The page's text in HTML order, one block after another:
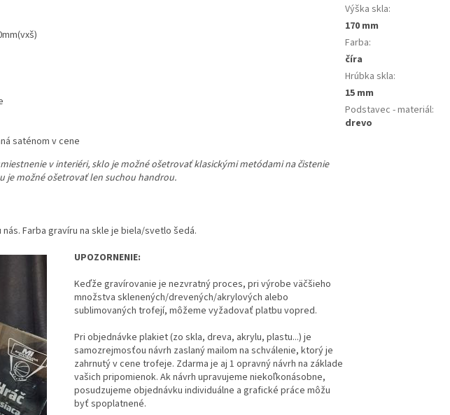
saténom v cene
v interiéri, sklo je možné ošetrovať klasickými metódami na čistenie
je možné ošetrovať len suchou handrou.
Farba gravíru na skle je biela/svetlo šedá.
UPOZORNENIE:
Keďže gravírovanie je nezvratný proces, pri výrobe väčšieho
množstva sklenených/drevených/akrylových alebo
sublimovaných trofejí, môžeme vyžadovať platbu vopred.
Pri objednávke plakiet (zo skla, dreva, akrylu, plastu...) je
samozrejmosťou návrh zaslaný mailom na schválenie, ktorý je
zahrnutý v cene trofeje. Zdarma je aj 1 opravný návrh na základe
vašich pripomienok. Ak návrh upravujeme niekoľkonásobne,
posudzujeme objednávku individuálne a grafické práce môžu
byť spoplatnené.
Výška skla:
170 mm
Farba:
číra
Hrúbka skla:
15 mm
Podstavec - materiál:
drevo